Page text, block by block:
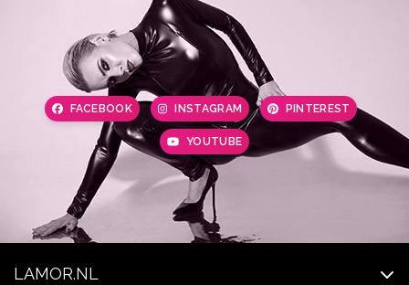
FACEBOOK INSTAGRAM PINTEREST
YOUTUBE
LAMOR.NL